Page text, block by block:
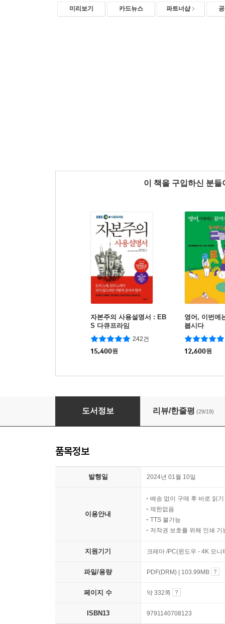
미리보기 카드뉴스 파트너샵
이 책을 구입하신 분
자본주의 사용설명서 : EB
S 다큐프라임
242건
15,400원
영어, 이번에
봅시다
12,600원
만화 경제 상식사전
도서정보 리뷰/한줄평 (29/19)
품목정보
발행일 2024년 01월 10일
이용안내
배송 없이 구매 후 바로 읽기
제한없음
TTS 불가능
저작권 보호를 위해 인쇄 기
지원기기 크레마 /PC(윈도우 - 4K 모
파일/용량 PDF(DRM) | 103.99MB
페이지 수 약 332쪽
ISBN13 9791140708123